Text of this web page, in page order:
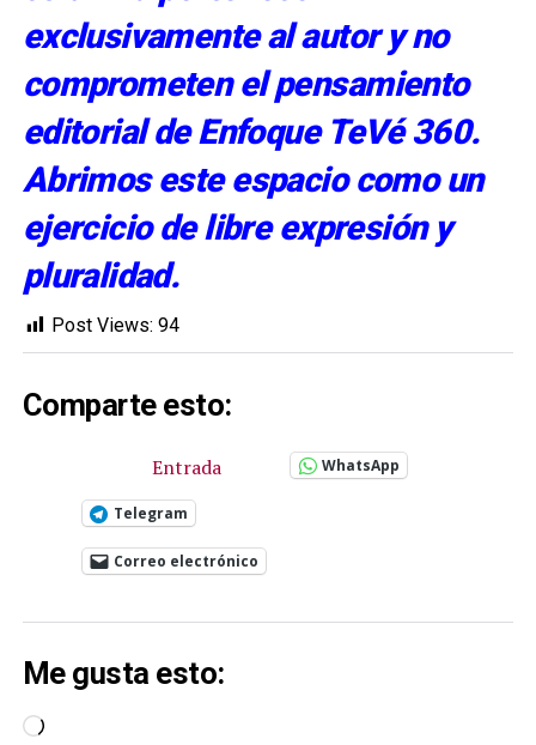
exclusivamente al autor y no
comprometen el pensamiento
editorial de Enfoque TeVé 360.
Abrimos este espacio como un
ejercicio de libre expresión y
pluralidad.
Post Views: 94
Comparte esto:
Entrada WhatsApp
Telegram
Correo electrónico
Me gusta esto:
Cargando...